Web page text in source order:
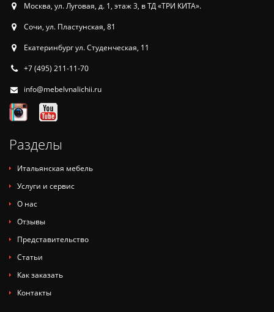
Москва, ул. Луговая, д. 1, этаж 3, в ТД «ТРИ КИТА».
Сочи, ул. Пластунская, 81
Екатеринбург ул. Студенческая, 11
+7 (495) 211-11-70
info@mebelvnalichii.ru
Разделы
Итальянская мебель
Услуги и сервис
О нас
Отзывы
Представительство
Статьи
Как заказать
Контакты